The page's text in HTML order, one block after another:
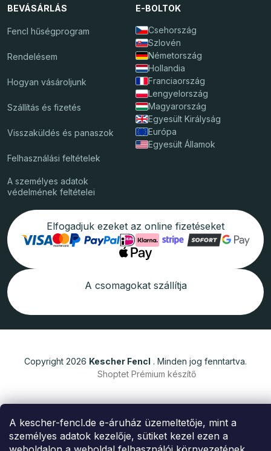
A kescher-fencl.de e-áruház üzemeltetője, mint a
személyes adatok kezelője, sütiket kezel ezen a
BEVÁSÁRLÁS
Fencl hűségprogram
Rendelésem
Hogyan vásároljunk
Szállítás és fizetés
Visszaküldés és panaszok
Felhasználási feltételek
A személyes adatok
védelmének feltételei
E-BOLTOK
Csehország
Szlovén
Németország
Hollandia
Franciaország
Lengyelország
Magyarország
Egyesült Királyság
Európa
Egyesült Államok
Elfogadjuk ezeket az online fizetéseket
A csomagokat szállítja
Shoptet Prémium készítő
Copyright 2026 Kescher Fencl . Minden jog fenntartva.